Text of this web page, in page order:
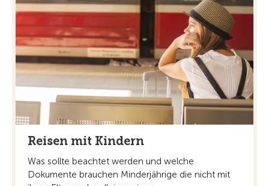
Reisen mit Kindern
Was sollte beachtet werden und welche
Dokumente brauchen Minderjährige die nicht mit